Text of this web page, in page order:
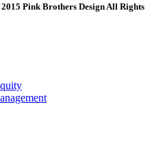
Pink Brothers Design All Rights